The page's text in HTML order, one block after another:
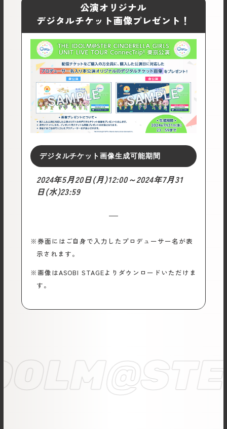
公演オリジナル
デジタルチケット画像プレゼント！
デジタルチケット画像生成可能期間
2024年5月20日(月)12:00～2024年7月31
日(水)23:59
※券面にはご自身で入力したプロデューサー名が表
示されます。
※画像はASOBI STAGEよりダウンロードいただけま
す。